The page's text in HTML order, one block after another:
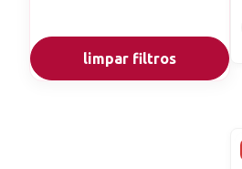
limpar filtros